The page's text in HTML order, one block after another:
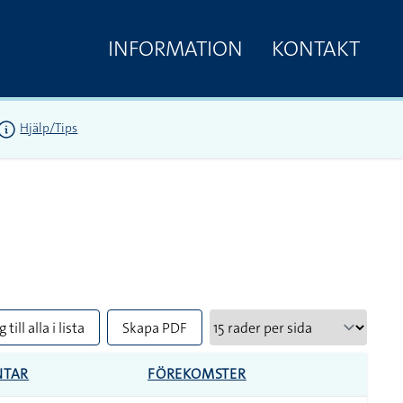
INFORMATION KONTAKT
Hjälp/Tips
till alla i lista Skapa PDF
FÖREKOMSTER